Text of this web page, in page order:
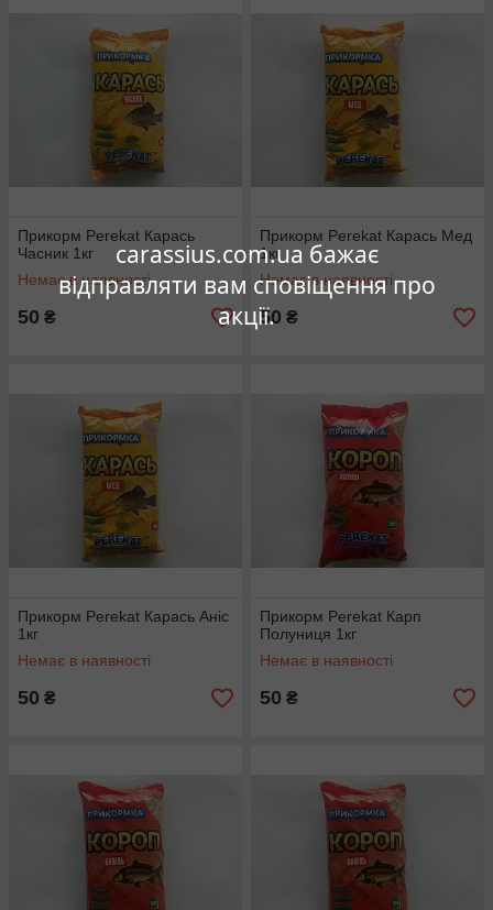
carassius.com.ua бажає
відправляти вам сповіщення про
акції.
Прикорм Perekat Карась
Часник 1кг
Немає в наявності
50 ₴
Прикорм Perekat Карась Мед
1кг
Немає в наявності
50 ₴
Прикорм Perekat Карась Аніс
1кг
Немає в наявності
50 ₴
Прикорм Perekat Карп
Полуниця 1кг
Немає в наявності
50 ₴